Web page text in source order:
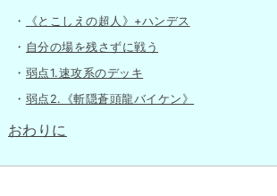
《とこしえの超人》+ハンデス
自分の場を残さずに戦う
弱点1.速攻系のデッキ
弱点2.《斬隠蒼頭龍バイケン》
おわりに